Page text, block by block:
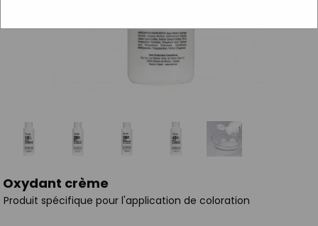
Oxydant crème
Produit spécifique pour l'application de coloration